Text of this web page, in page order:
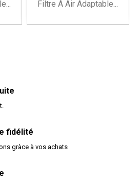
Filtre À Air Adaptable...
fidélité
gràce à vos achats